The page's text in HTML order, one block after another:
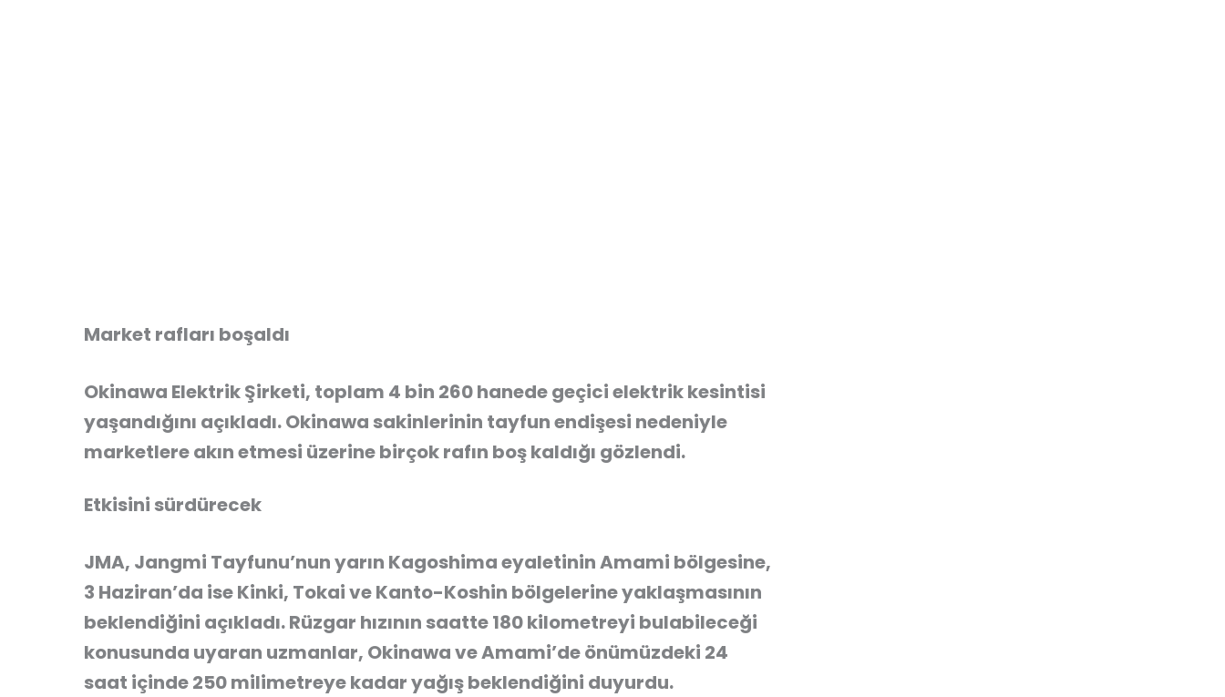
Market rafları boşaldı
Okinawa Elektrik Şirketi, toplam 4 bin 260 hanede geçici elektrik kesintisi
yaşandığını açıkladı. Okinawa sakinlerinin tayfun endişesi nedeniyle
marketlere akın etmesi üzerine birçok rafın boş kaldığı gözlendi.
Etkisini sürdürecek
JMA, Jangmi Tayfunu’nun yarın Kagoshima eyaletinin Amami bölgesine,
3 Haziran’da ise Kinki, Tokai ve Kanto-Koshin bölgelerine yaklaşmasının
beklendiğini açıkladı. Rüzgar hızının saatte 180 kilometreyi bulabileceği
konusunda uyaran uzmanlar, Okinawa ve Amami’de önümüzdeki 24
saat içinde 250 milimetreye kadar yağış beklendiğini duyurdu.